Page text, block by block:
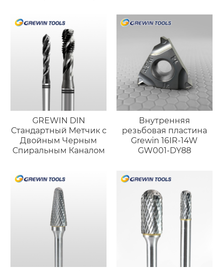
герметичных
соединений
инструмент
«факельной» формы
GREWIN DIN
Стандартный Метчик с
Двойным Черным
Спиральным Каналом
Внутренняя
резьбовая пластина
Grewin 16IR-14W
GW001-DY88